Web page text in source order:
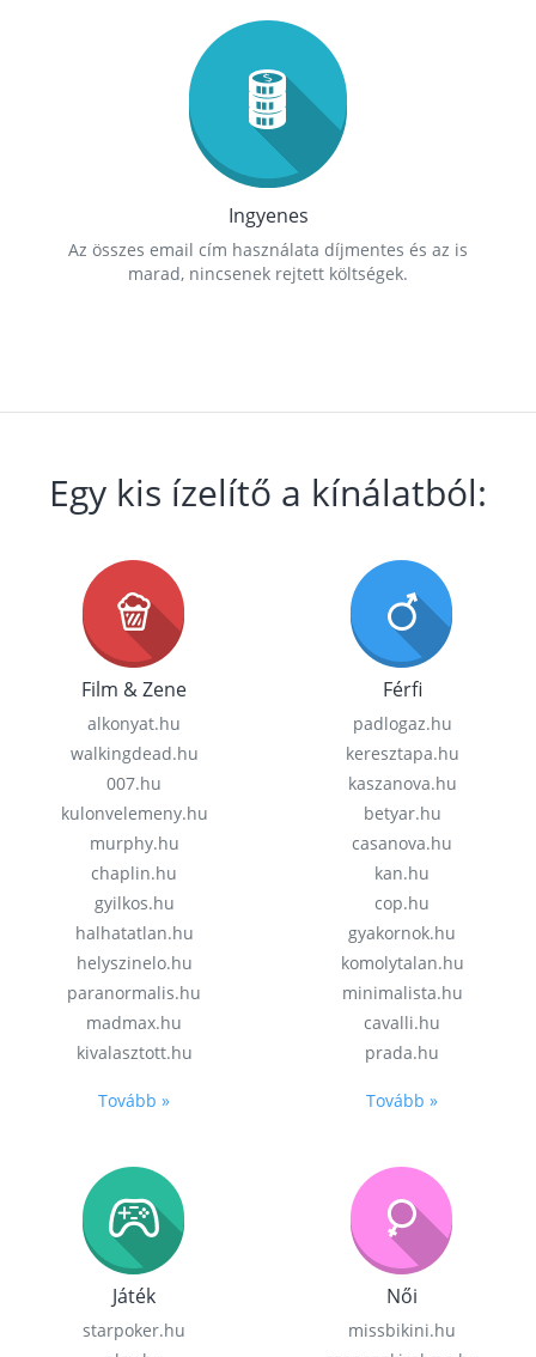
Ingyenes
Az összes email cím használata díjmentes és az is
marad, nincsenek rejtett költségek.
Egy kis ízelítő a kínálatból:
Film & Zene
alkonyat.hu
walkingdead.hu
007.hu
kulonvelemeny.hu
murphy.hu
chaplin.hu
gyilkos.hu
halhatatlan.hu
helyszinelo.hu
paranormalis.hu
madmax.hu
kivalasztott.hu
Tovább »
Férfi
padlogaz.hu
keresztapa.hu
kaszanova.hu
betyar.hu
casanova.hu
kan.hu
cop.hu
gyakornok.hu
komolytalan.hu
minimalista.hu
cavalli.hu
prada.hu
Tovább »
Játék
starpoker.hu
Női
missbikini.hu